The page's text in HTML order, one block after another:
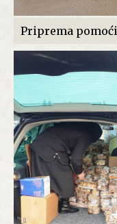
Priprema pomoći